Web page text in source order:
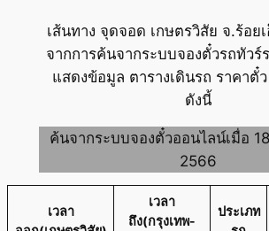
เส้นทาง จุดจอด เกษตรวิสัย จ.ร้อย
จากการค้นจากระบบจองตั๋วรถทัวร์
แสดงข้อมูล ตารางเดินรถ ราคาตั๋ว
ดังนี้
ค้นจากระบบจองตั๋วออนไลน์เมื่อ
2566
เวลา
เวลา
ถึง(กรุงเทพ-
ประเภท